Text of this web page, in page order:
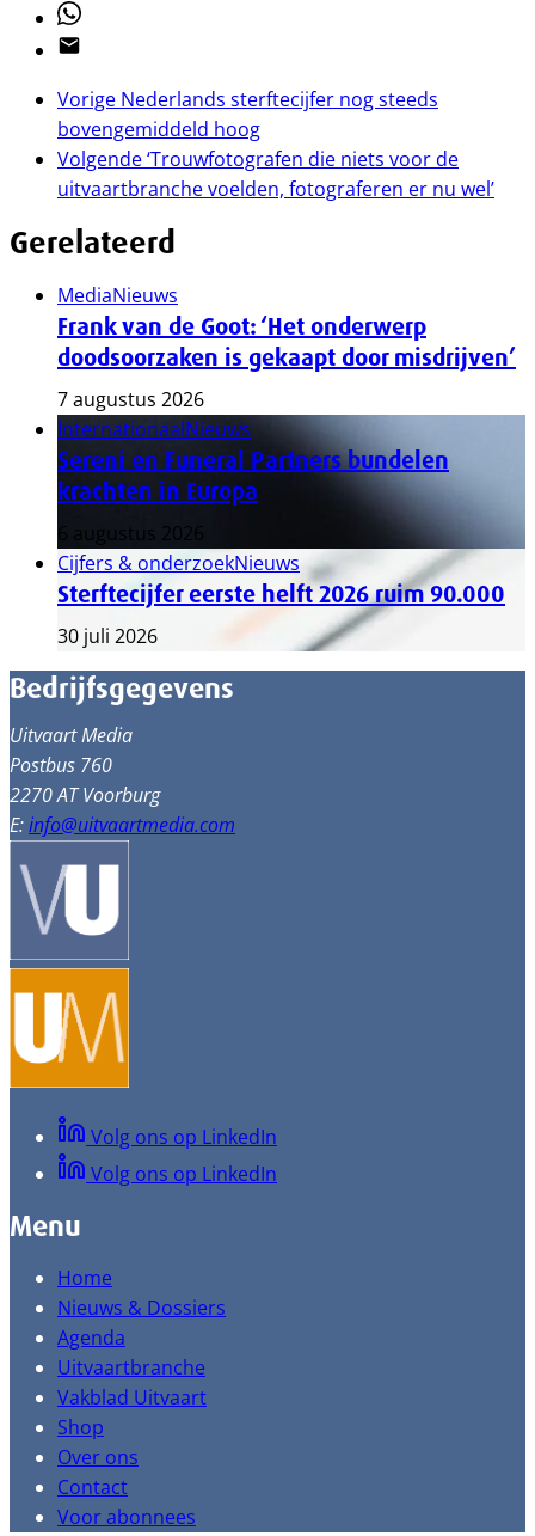
Whatsapp
Email
Vorige Nederlands sterftecijfer nog steeds
bovengemiddeld hoog
Volgende‘Trouwfotografen die niets voor de
uitvaartbranche voelden, fotograferen er nu wel’
Gerelateerd
MediaNieuws
Frank van de Goot: ‘Het onderwerp
doodsoorzaken is gekaapt door misdrijven’
7 augustus 2026
InternationaalNieuws
Sereni en Funeral Partners bundelen
krachten in Europa
6 augustus 2026
Cijfers & onderzoekNieuws
Sterftecijfer eerste helft 2026 ruim 90.000
30 juli 2026
Bedrijfsgegevens
Uitvaart Media
Postbus 760
2270 AT Voorburg
E:info@uitvaartmedia.com
Volg ons op LinkedIn
Volg ons op LinkedIn
Menu
Home
Nieuws & Dossiers
Agenda
Uitvaartbranche
Vakblad Uitvaart
Shop
Over ons
Contact
Voor abonnees